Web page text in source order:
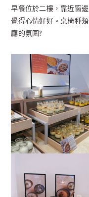
早餐位於二樓，靠近窗
覺得心情好好。桌椅種
廳的氛圍?